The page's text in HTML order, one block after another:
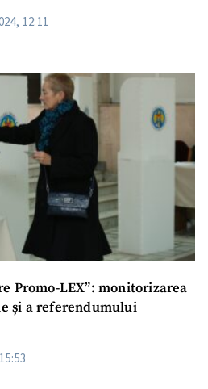
12:11
Promo-LEX”: monitorizarea
și a referendumului